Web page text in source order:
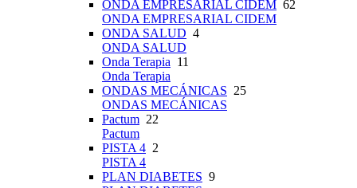
ONDA EMPRESARIAL CIDEM 62
ONDA EMPRESARIAL CIDEM
ONDA SALUD 4
ONDA SALUD
Onda Terapia 11
Onda Terapia
ONDAS MECÁNICAS 25
ONDAS MECÁNICAS
Pactum 22
Pactum
PISTA 4 2
PISTA 4
PLAN DIABETES 9